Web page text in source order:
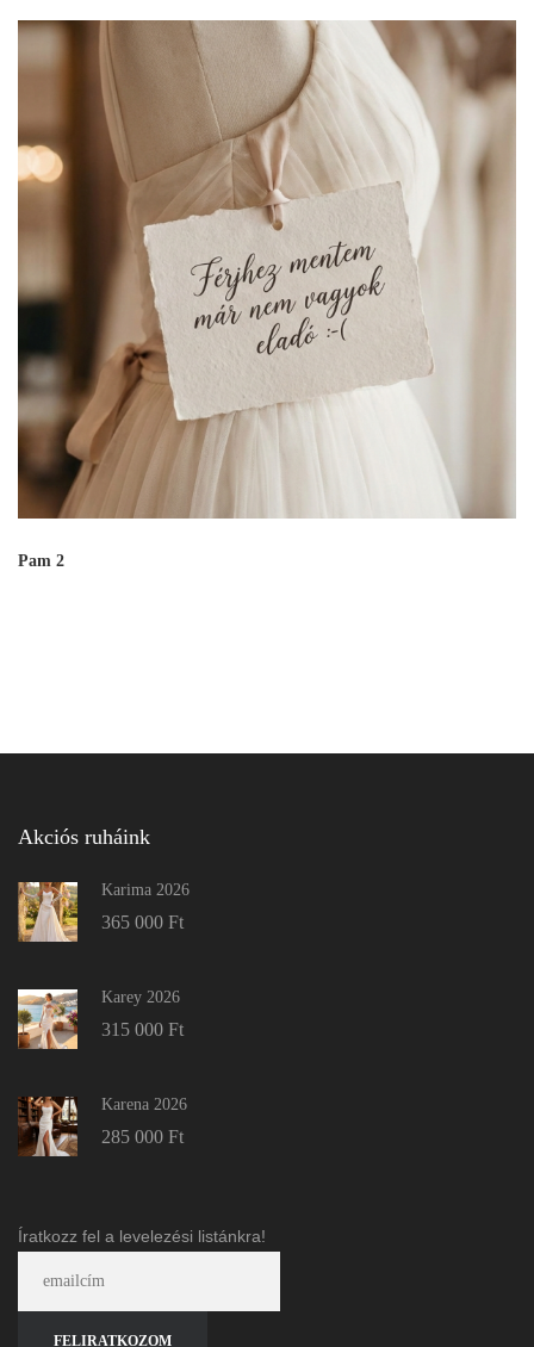
Pam 2
Akciós ruháink
Karima 2026
365 000 Ft
Karey 2026
315 000 Ft
Karena 2026
285 000 Ft
Íratkozz fel a levelezési listánkra!